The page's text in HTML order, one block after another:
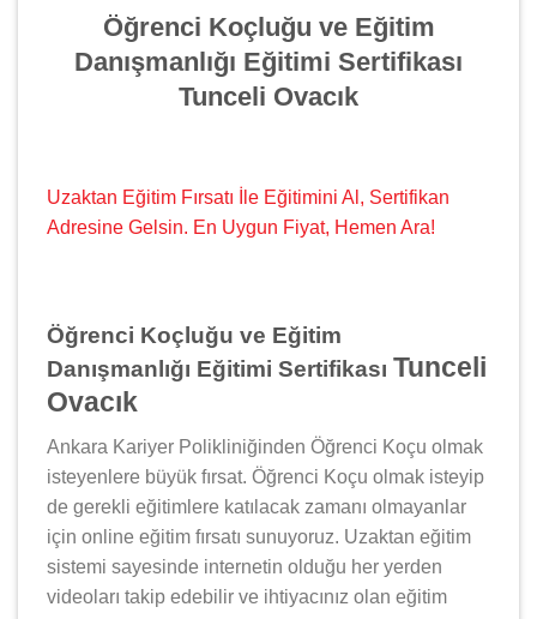
Öğrenci Koçluğu ve Eğitim
Danışmanlığı Eğitimi Sertifikası
Tunceli Ovacık
Uzaktan Eğitim Fırsatı İle Eğitimini Al, Sertifikan
Adresine Gelsin. En Uygun Fiyat, Hemen Ara!
Öğrenci Koçluğu ve Eğitim
Danışmanlığı Eğitimi Sertifikası Tunceli
Ovacık
Ankara Kariyer Polikliniğinden Öğrenci Koçu olmak
isteyenlere büyük fırsat. Öğrenci Koçu olmak isteyip
de gerekli eğitimlere katılacak zamanı olmayanlar
için online eğitim fırsatı sunuyoruz. Uzaktan eğitim
sistemi sayesinde internetin olduğu her yerden
videoları takip edebilir ve ihtiyacınız olan eğitim